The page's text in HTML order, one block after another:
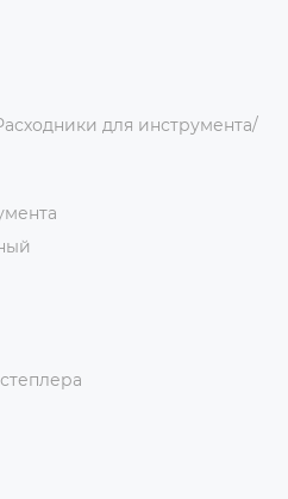
для инструмента/